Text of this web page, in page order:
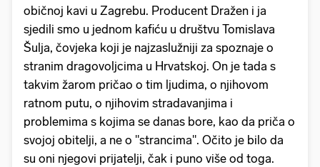
običnoj kavi u Zagrebu. Producent Dražen i ja
sjedili smo u jednom kafiću u društvu Tomislava
Šulja, čovjeka koji je najzaslužniji za spoznaje o
stranim dragovoljcima u Hrvatskoj. On je tada s
takvim žarom pričao o tim ljudima, o njihovom
ratnom putu, o njihovim stradavanjima i
problemima s kojima se danas bore, kao da priča o
svojoj obitelji, a ne o "strancima". Očito je bilo da
su oni njegovi prijatelji, čak i puno više od toga.